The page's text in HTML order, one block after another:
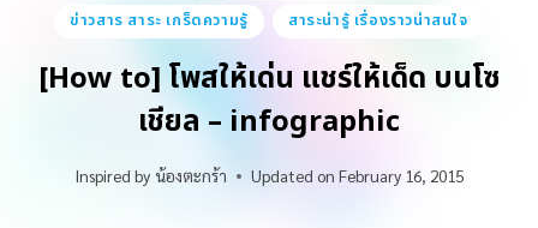
ข่าวสาร สาระ เกร็ดความรู้
สาระน่ารู้ เรื่องราวน่าสนใจ
[How to] โพสให้เด่น แชร์ให้เด็ด บนโซ
เชียล – infographic
Inspired by น้องตะกร้า Updated on February 16, 2015